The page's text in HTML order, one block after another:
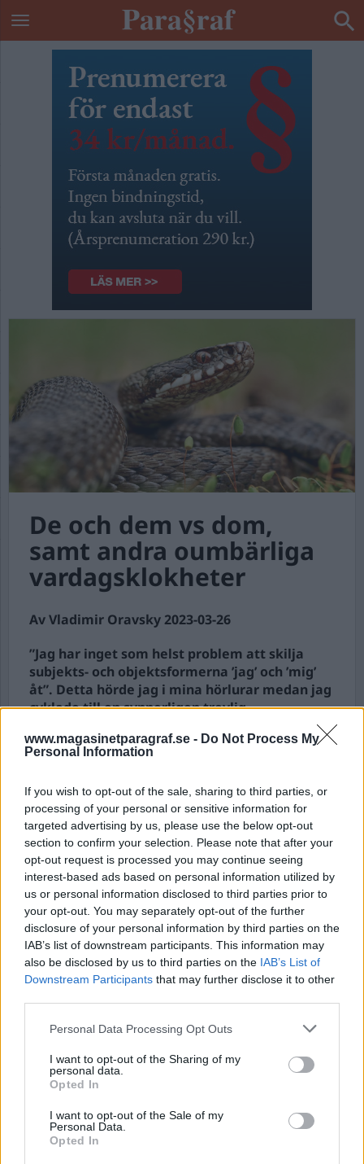
www.magasinetparagraf.se - Do Not Process My
Personal Information
If you wish to opt-out of the sale, sharing to third parties, or
processing of your personal or sensitive information for
targeted advertising by us, please use the below opt-out
section to confirm your selection. Please note that after your
opt-out request is processed you may continue seeing
interest-based ads based on personal information utilized by
us or personal information disclosed to third parties prior to
your opt-out. You may separately opt-out of the further
disclosure of your personal information by third parties on the
IAB’s list of downstream participants. This information may
also be disclosed by us to third parties on the IAB’s List of
Downstream Participants that may further disclose it to other
Personal Data Processing Opt Outs
I want to opt-out of the Sharing of my
personal data.
Opted In
I want to opt-out of the Sale of my
Personal Data.
Opted In
De och dem vs dom,
samt andra oumbärliga
vardagsklokheter
Av Vladimir Oravsky 2023-03-26
”Jag har inget som helst problem att skilja
subjekts- och objektsformerna ’jag’ och ’mig’
åt”. Detta hörde jag i mina hörlurar medan jag
cyklade till en synnerligen trevlig
myror i huvudet på mig. Att sätta myror i
huvudet på någon, betyder att förbrylla
Antagligen på grund av att myror är de djur vars
levnadssätt och därmed även handlingar är
minst för...
Börja prenumerera för att läsa detta innehåll.
Starta din prenumerationhär
Eller logga in på ditt konto nedan:
Username or E-mail
Password